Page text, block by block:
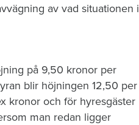
av vad situationen i
på 9,50 kronor per
blir höjningen 12,50 per
kronor och för hyresgäster
man redan ligger